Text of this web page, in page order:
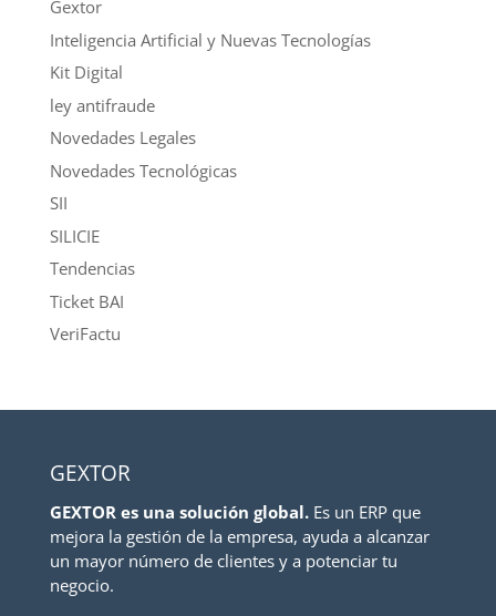
Gextor
Inteligencia Artificial y Nuevas Tecnologías
Kit Digital
ley antifraude
Novedades Legales
Novedades Tecnológicas
SII
SILICIE
Tendencias
Ticket BAI
VeriFactu
GEXTOR
GEXTOR es una solución global.Es un ERP que
mejora la gestión de la empresa, ayuda a alcanzar
un mayor número de clientes y a potenciar tu
negocio.